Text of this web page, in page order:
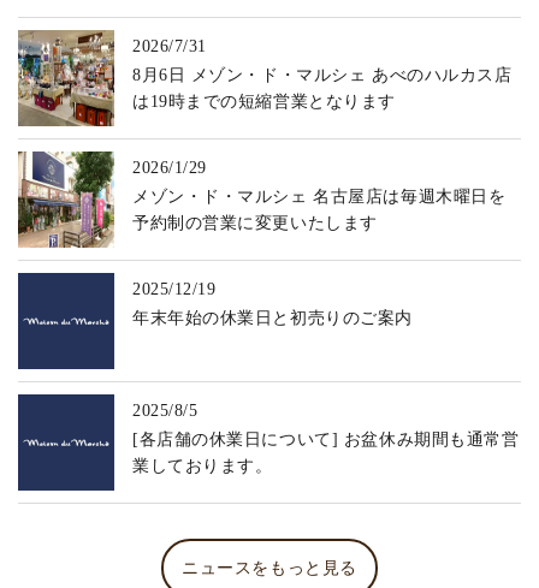
2026/7/31
8月6日 メゾン・ド・マルシェ あべのハルカス店
は19時までの短縮営業となります
2026/1/29
メゾン・ド・マルシェ 名古屋店は毎週木曜日を
予約制の営業に変更いたします
2025/12/19
年末年始の休業日と初売りのご案内
2025/8/5
[各店舗の休業日について] お盆休み期間も通常営
業しております。
ニュースをもっと見る